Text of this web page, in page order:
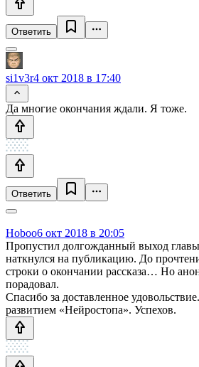
Ответить
si1v3r4 окт 2018 в 17:40
Да многие окончания ждали. Я тоже.
Ответить
Hoboo6 окт 2018 в 20:05
Пропустил долгожданный выход главы
наткнулся на публикацию. До
строки о окончании рассказа… Но
порадовал.
Спасибо за доставленное
развитием «Нейростопа». Успехов.